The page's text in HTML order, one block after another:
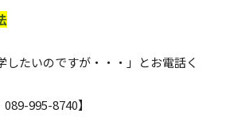
したいのですが・・・」とお電話く
089-995-8740】